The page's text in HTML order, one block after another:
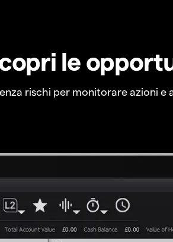
le
rischi per monitorare azioni